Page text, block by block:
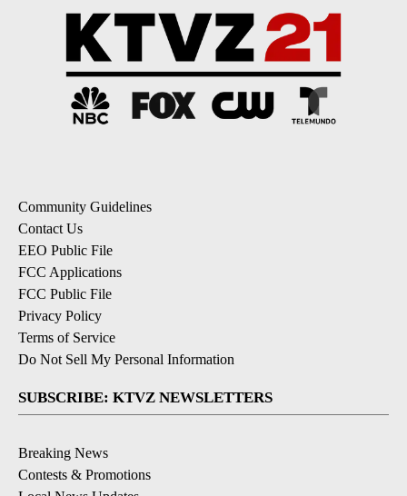
Community Guidelines
Contact Us
EEO Public File
FCC Applications
FCC Public File
Privacy Policy
Terms of Service
Do Not Sell My Personal Information
SUBSCRIBE: KTVZ NEWSLETTERS
Breaking News
Contests & Promotions